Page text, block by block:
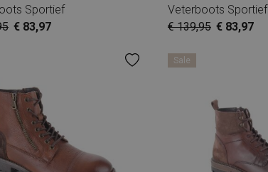
Sportief
€ 83,97
Veterboots Sportief
€ 139,95 € 83,97
Sale